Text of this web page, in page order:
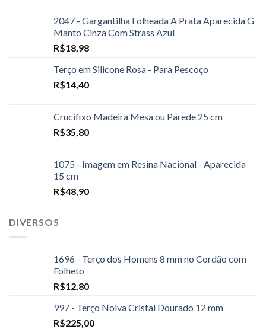
2047 - Gargantilha Folheada A Prata Aparecida G
Manto Cinza Com Strass Azul
R$18,98
Terço em Silicone Rosa - Para Pescoço
R$14,40
Crucifixo Madeira Mesa ou Parede 25 cm
R$35,80
1075 - Imagem em Resina Nacional - Aparecida
15 cm
R$48,90
DIVERSOS
1696 - Terço dos Homens 8 mm no Cordão com
Folheto
R$12,80
997 - Terço Noiva Cristal Dourado 12 mm
R$225,00